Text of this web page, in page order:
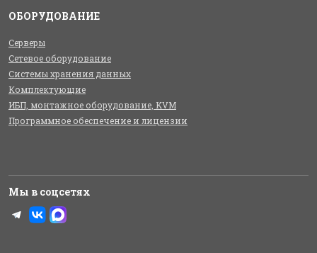
ОБОРУДОВАНИЕ
Серверы
Сетевое оборудование
Системы хранения данных
Комплектующие
ИБП, монтажное оборудование, KVM
Программное обеспечение и лицензии
Мы в соцсетях